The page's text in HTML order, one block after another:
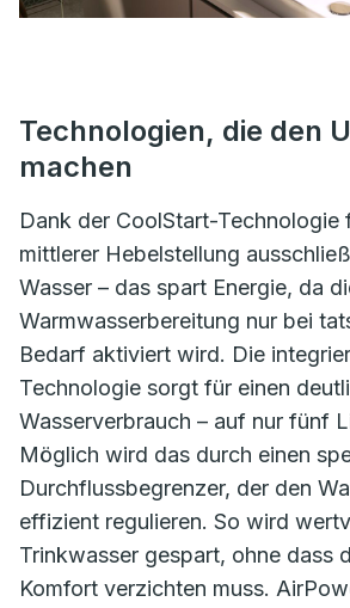
Technologien, die den
machen
Dank der CoolStart-Technologie
mittlerer Hebelstellung
Wasser – das spart Energie, da
Warmwasserbereitung nur bei
Bedarf aktiviert wird. Die
Technologie sorgt für einen
Wasserverbrauch – auf nur fünf
Möglich wird das durch einen
Durchflussbegrenzer, der den
effizient regulieren. So wird
Trinkwasser gespart, ohne dass
Komfort verzichten muss.